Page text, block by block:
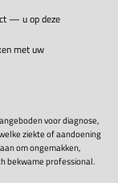
— u op deze
met uw
voor diagnose,
ziekte of aandoening
om ongemakken,
bekwame professional.